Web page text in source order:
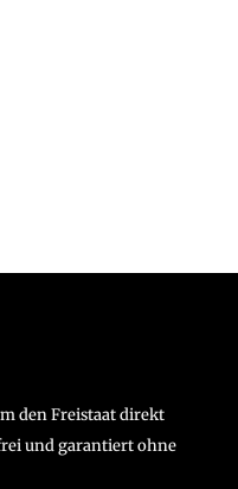
den Freistaat direkt
und garantiert ohne